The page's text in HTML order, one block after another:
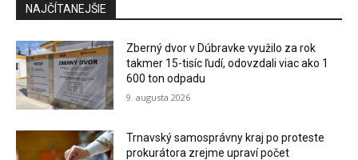
NAJČÍTANEJŠIE
Zberný dvor v Dúbravke využilo za rok
takmer 15-tisíc ľudí, odovzdali viac ako 1
600 ton odpadu
9. augusta 2026
Trnavský samosprávny kraj po proteste
prokurátora zrejme upraví počet